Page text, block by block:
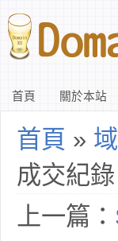
首頁 關於本站
首頁 »
成交紀錄
上一篇：